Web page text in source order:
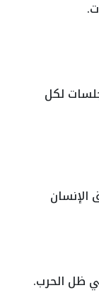
فيها 100 امرأة، بمعدل 3 جلسات لكل
الإنسان
ظل الحرب.